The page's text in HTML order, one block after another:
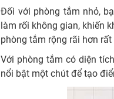
Đối với phòng tắm nhỏ,
làm rối không gian, khiến
phòng tắm rộng rãi hơn rất
Với phòng tắm có diện
nổi bật một chút để tạo